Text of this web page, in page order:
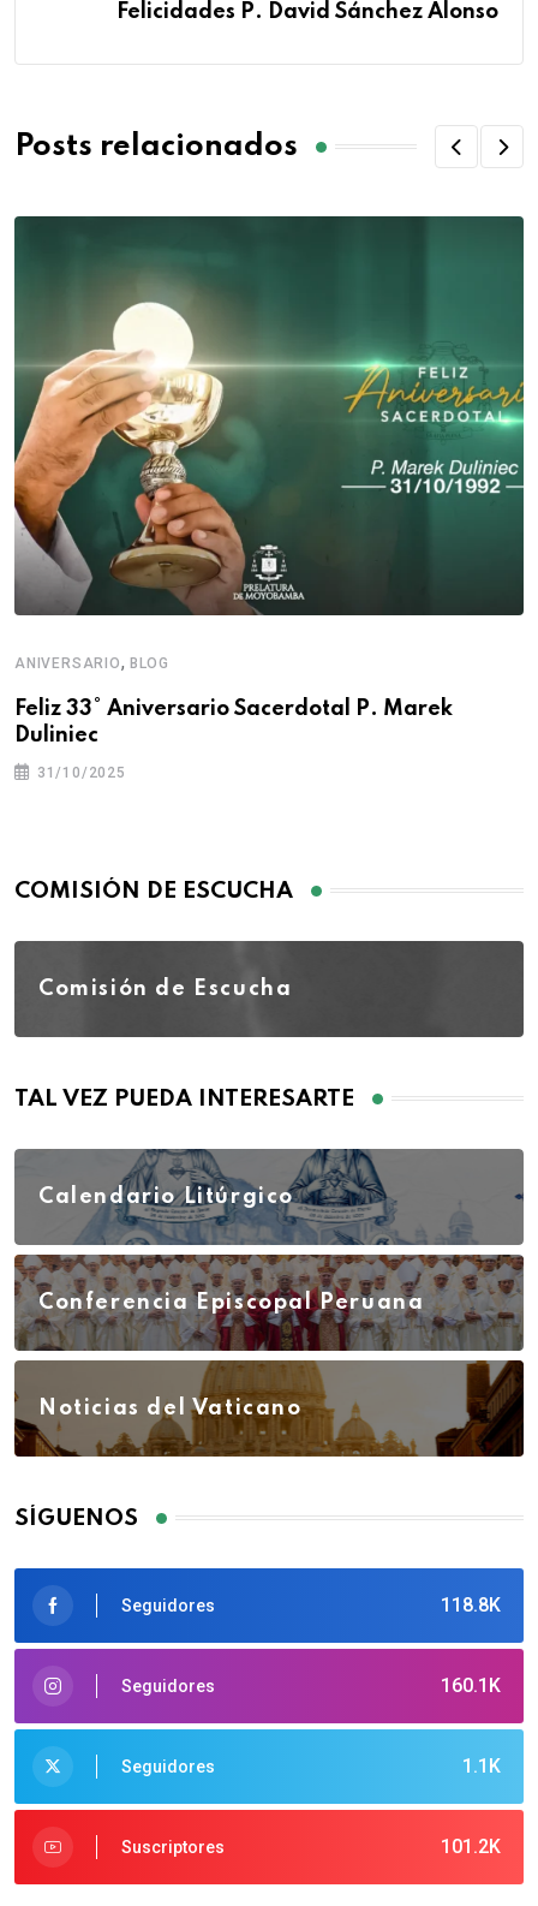
Felicidades P. David Sánchez Alonso
Posts relacionados
ANIVERSARIO, BLOG
Feliz 33° Aniversario Sacerdotal P. Marek
Duliniec
31/10/2025
COMISIÓN DE ESCUCHA
Comisión de Escucha
TAL VEZ PUEDA INTERESARTE
Calendario Litúrgico
Conferencia Episcopal Peruana
Noticias del Vaticano
SÍGUENOS
118.8K
Seguidores
160.1K
Seguidores
1.1K
Seguidores
101.2K
Suscriptores